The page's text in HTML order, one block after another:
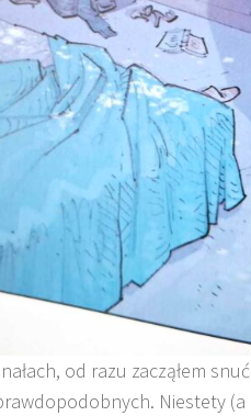
od razu zacząłem
Niestety